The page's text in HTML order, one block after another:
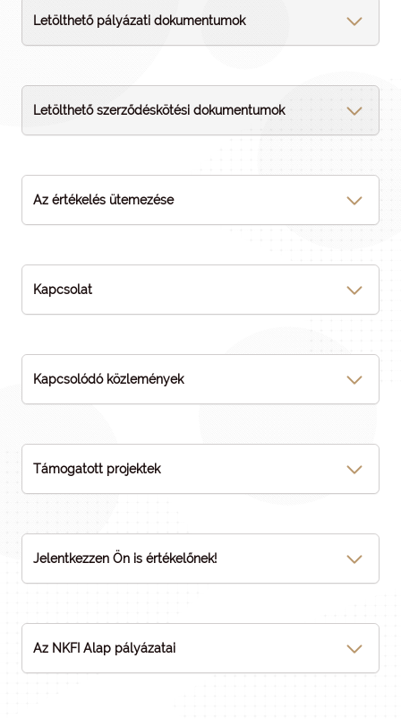
Letölthető pályázati dokumentumok
Letölthető szerződéskötési dokumentumok
Az értékelés ütemezése
Kapcsolat
Kapcsolódó közlemények
Támogatott projektek
Jelentkezzen Ön is értékelőnek!
Az NKFI Alap pályázatai